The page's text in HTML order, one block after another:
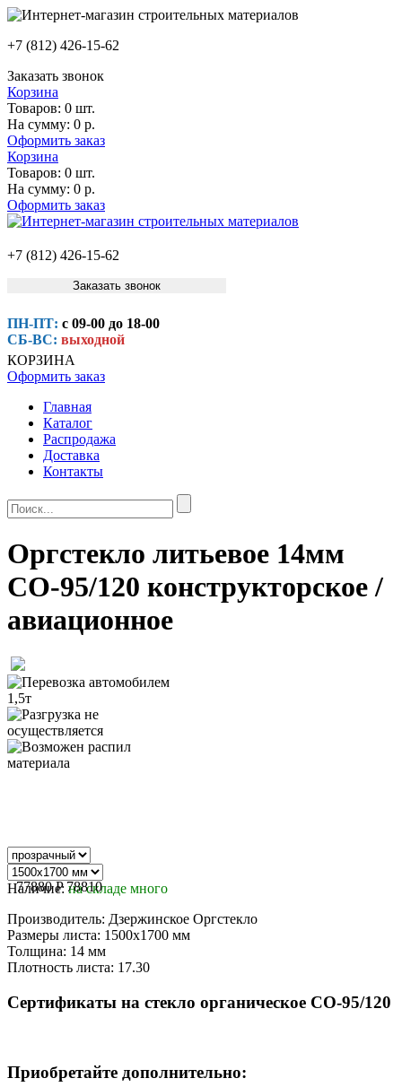
+7 (812) 426-15-62
Заказать звонок
Корзина
Товаров: 0 шт.
На сумму: 0 р.
Оформить заказ
Корзина
Товаров: 0 шт.
На сумму: 0 р.
Оформить заказ
+7 (812) 426-15-62
Заказать звонок
ПН-ПТ: с 09-00 до 18-00
СБ-ВС: выходной
КОРЗИНА
Оформить заказ
Главная
Каталог
Распродажа
Доставка
Контакты
Оргстекло литьевое 14мм
СО-95/120 конструкторское /
авиационное
Наличие: на складе много
77880P 78810
Производитель: Дзержинское Оргстекло
Размеры листа: 1500х1700 мм
Толщина: 14 мм
Плотность листа: 17.30
Сертификаты на стекло органическое СО-95/120
Приобретайте дополнительно: